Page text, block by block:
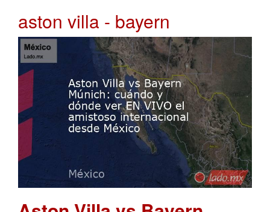
aston villa - bayern